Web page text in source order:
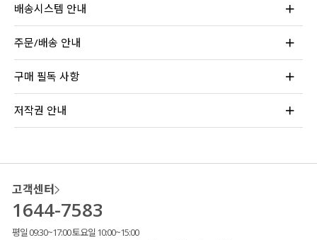
배송시스템 안내
주문/배송 안내
구매 필독 사항
저작권 안내
고객센터
1644-7583
평일 09:30~17:00 토요일 10:00~15:00